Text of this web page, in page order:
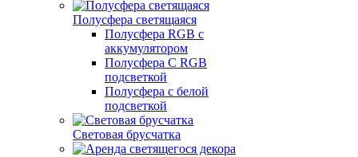
Полусфера светящаяся
Полусфера RGB с
аккумулятором
Полусфера С RGB
подсветкой
Полусфера с белой
подсветкой
Световая брусчатка